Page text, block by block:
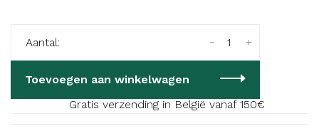
Aantal: +
-
Toevoegen aan winkelwagen
Gratis verzending in België vanaf 150€